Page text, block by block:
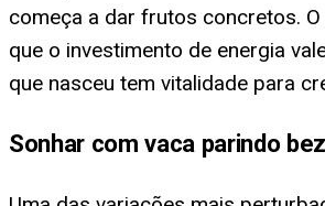
começa a dar frutos concretos.
que o investimento de energia
que nasceu tem vitalidade para
Sonhar com vaca parindo